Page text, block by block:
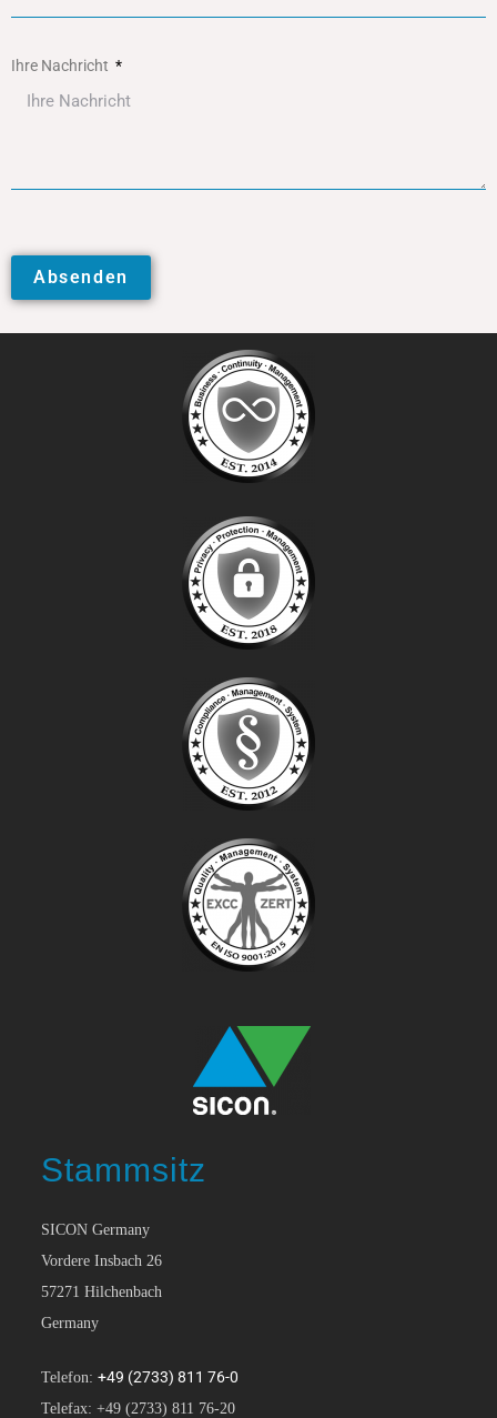
Ihre Nachricht
Absenden
Stammsitz
SICON Germany
Vordere Insbach 26
57271 Hilchenbach
Germany
Telefon:+49 (2733) 811 76-0
Telefax: +49 (2733) 811 76-20